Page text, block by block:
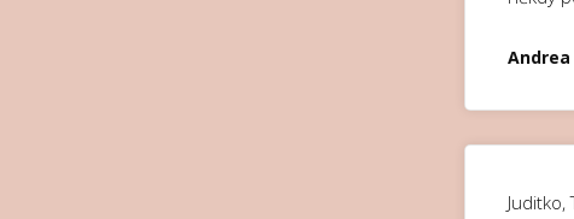
Andrea
Juditko,